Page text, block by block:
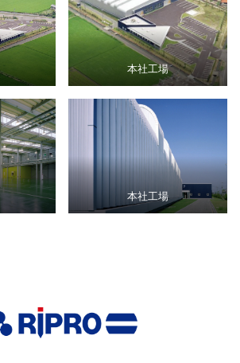
本社工場
本社工場